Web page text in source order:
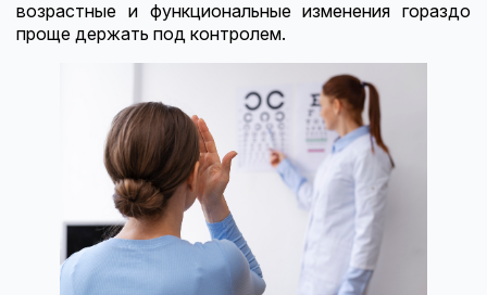
возрастные и функциональные изменения гораздо
проще держать под контролем.